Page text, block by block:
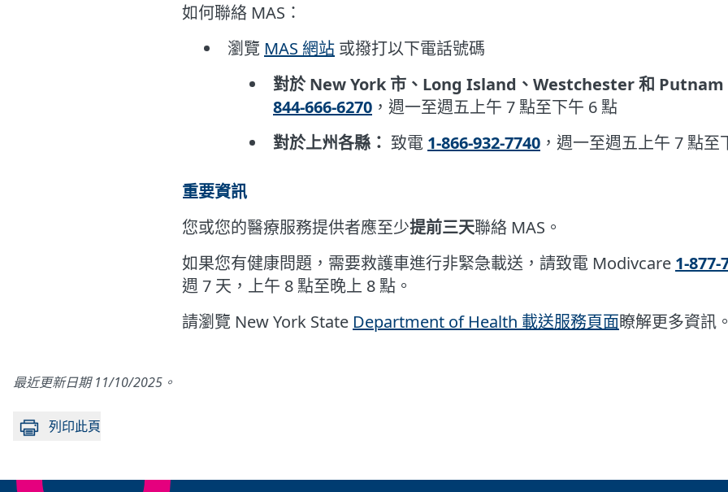
如何聯絡 MAS：
瀏覽 MAS 網站 或撥打以下電話號碼
對於 New York 市、Long Island、Westchester 和 Putnam
844-666-6270 ，週一至週五上午 7 點至下午 6 點
對於上州各縣： 致電 1-866-932-7740 ，週一至週五上午 7 點至
重要資訊
您或您的醫療服務提供者應至少提前三天聯絡 MAS。
如果您有健康問題，需要救護車進行非緊急載送，請致電 Modivcare 1-877-
週 7 天，上午 8 點至晚上 8 點。
請瀏覽 New York State Department of Health 載送服務頁面瞭解更多資訊
最近更新日期 11/10/2025。
列印此頁